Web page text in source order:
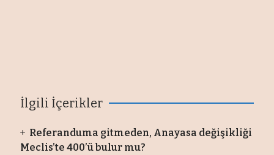
İlgili İçerikler
Referanduma gitmeden, Anayasa değişikliği
Meclis’te 400’ü bulur mu?